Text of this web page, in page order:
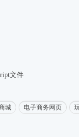
文件
城 电子商务网页